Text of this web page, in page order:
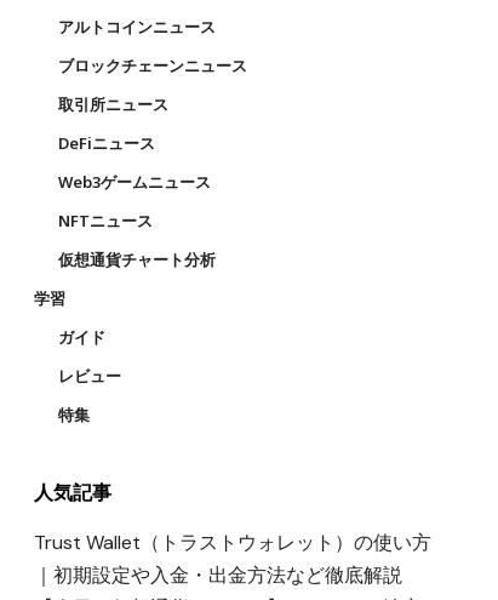
アルトコインニュース
ブロックチェーンニュース
取引所ニュース
DeFiニュース
Web3ゲームニュース
NFTニュース
仮想通貨チャート分析
学習
ガイド
レビュー
特集
人気記事
Trust Wallet（トラストウォレット）の使い方
｜初期設定や入金・出金方法など徹底解説